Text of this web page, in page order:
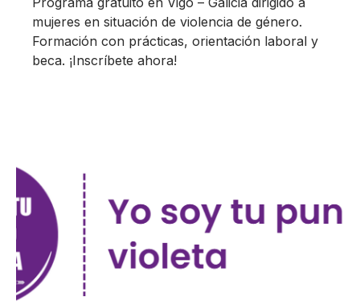
mujeres en situación de violencia de género.
Formación con prácticas, orientación laboral y
beca. ¡Inscríbete ahora!